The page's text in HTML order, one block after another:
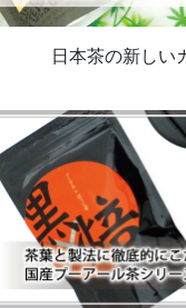
日本茶の新しい